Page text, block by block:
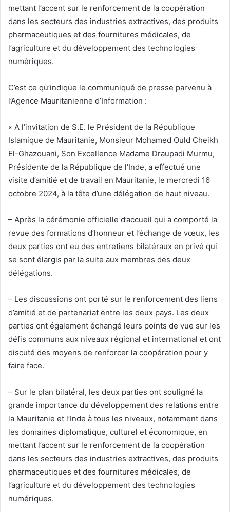
mettant l’accent sur le renforcement de la coopération
dans les secteurs des industries extractives, des produits
pharmaceutiques et des fournitures médicales, de
l’agriculture et du développement des technologies
numériques.
C’est ce qu’indique le communiqué de presse parvenu à
l’Agence Mauritanienne d’Information :
« A l’invitation de S.E. le Président de la République
Islamique de Mauritanie, Monsieur Mohamed Ould Cheikh
El-Ghazouani, Son Excellence Madame Draupadi Murmu,
Présidente de la République de l’Inde, a effectué une
visite d’amitié et de travail en Mauritanie, le mercredi 16
octobre 2024, à la tête d’une délégation de haut niveau.
– Après la cérémonie officielle d’accueil qui a comporté la
revue des formations d’honneur et l’échange de vœux, les
deux parties ont eu des entretiens bilatéraux en privé qui
se sont élargis par la suite aux membres des deux
délégations.
– Les discussions ont porté sur le renforcement des liens
d’amitié et de partenariat entre les deux pays. Les deux
parties ont également échangé leurs points de vue sur les
défis communs aux niveaux régional et international et ont
discuté des moyens de renforcer la coopération pour y
faire face.
– Sur le plan bilatéral, les deux parties ont souligné la
grande importance du développement des relations entre
la Mauritanie et l’Inde à tous les niveaux, notamment dans
les domaines diplomatique, culturel et économique, en
mettant l’accent sur le renforcement de la coopération
dans les secteurs des industries extractives, des produits
pharmaceutiques et des fournitures médicales, de
l’agriculture et du développement des technologies
numériques.